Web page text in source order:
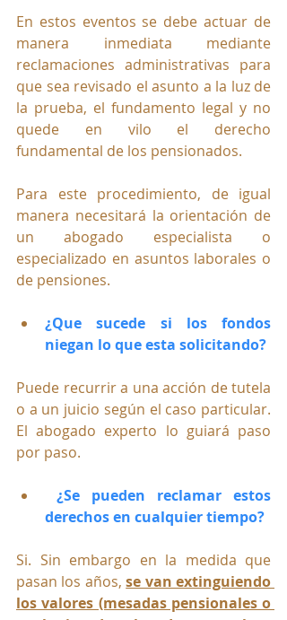
En estos eventos se debe actuar de
manera inmediata mediante
reclamaciones administrativas para
que sea revisado el asunto a la luz de
la prueba, el fundamento legal y no
quede en vilo el derecho
fundamental de los pensionados.
Para este procedimiento, de igual
manera necesitará la orientación de
un abogado especialista o
especializado en asuntos laborales o
de pensiones.
¿Que sucede si los fondos
niegan lo que esta solicitando?
Puede recurrir a una acción de tutela
o a un juicio según el caso particular.
El abogado experto lo guiará paso
por paso.
¿Se pueden reclamar estos
derechos en cualquier tiempo?
Si. Sin embargo en la medida que
pasan los años, se van extinguiendo
los valores (mesadas pensionales o